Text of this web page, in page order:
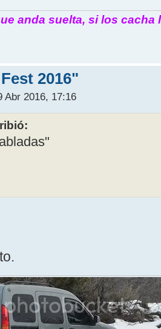
anda suelta, si los cacha
2016"
Abr 2016, 17:16